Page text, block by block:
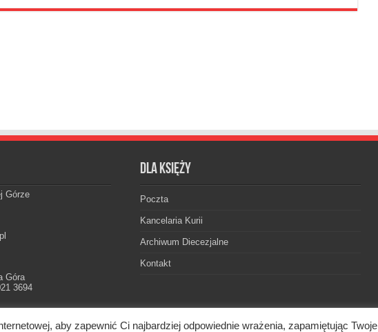
Górze
Góra
3694
Dla księży
Poczta
Kancelaria Kurii
Archiwum Diecezjalne
Kontakt
aby zapewnić Ci najbardziej odpowiednie wrażenia, zapamiętując Twoje